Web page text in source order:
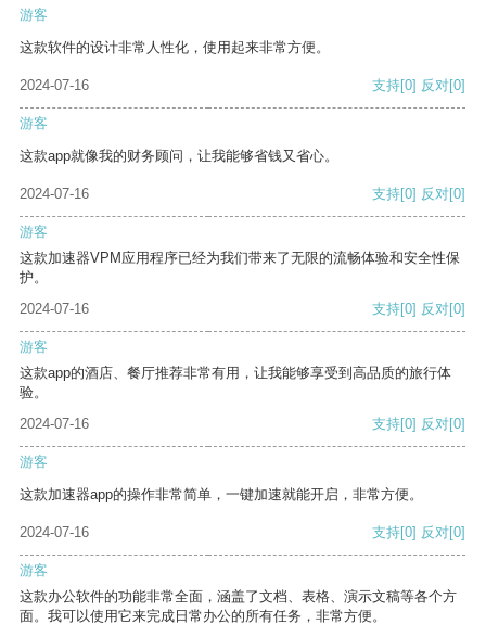
游客
这款软件的设计非常人性化，使用起来非常方便。
2024-07-16 支持[0] 反对[0]
游客
这款app就像我的财务顾问，让我能够省钱又省心。
2024-07-16 支持[0] 反对[0]
游客
这款加速器VPM应用程序已经为我们带来了无限的流畅体验和安全性保
护。
2024-07-16
支持[0] 反对[0]
游客
这款app的酒店、餐厅推荐非常有用，让我能够享受到高品质的旅行体
验。
2024-07-16
支持[0] 反对[0]
游客
这款加速器app的操作非常简单，一键加速就能开启，非常方便。
2024-07-16 支持[0] 反对[0]
游客
这款办公软件的功能非常全面，涵盖了文档、表格、演示文稿等各个方
面。我可以使用它来完成日常办公的所有任务，非常方便。